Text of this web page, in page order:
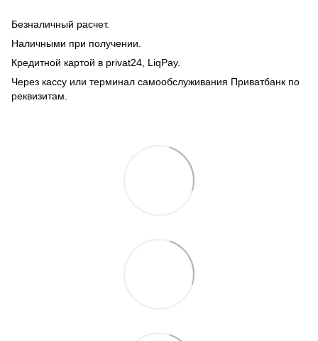
Безналичный расчет.
Наличными при получении.
Кредитной картой в privat24, LiqPay.
Через кассу или терминал самообслуживания Приватбанк по
реквизитам.